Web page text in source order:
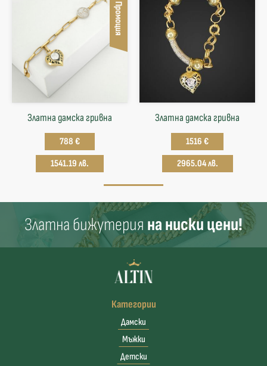
Промоция
Златна дамска гривна
788 €
1541.19 лв.
Златна дамска гривна
1516 €
2965.04 лв.
Златна бижутерия на ниски цени!
Категории
Дамски
Мъжки
Детски